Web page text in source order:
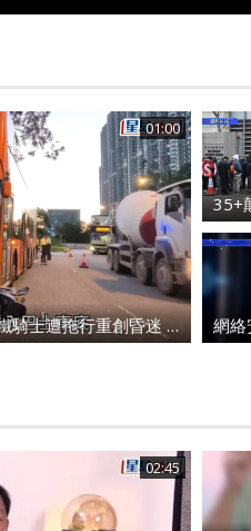
01:00
東涌電單車捱撞捲九巴車底 鐵騎士遭拖行重創昏迷 60歲車長被捕
02:45